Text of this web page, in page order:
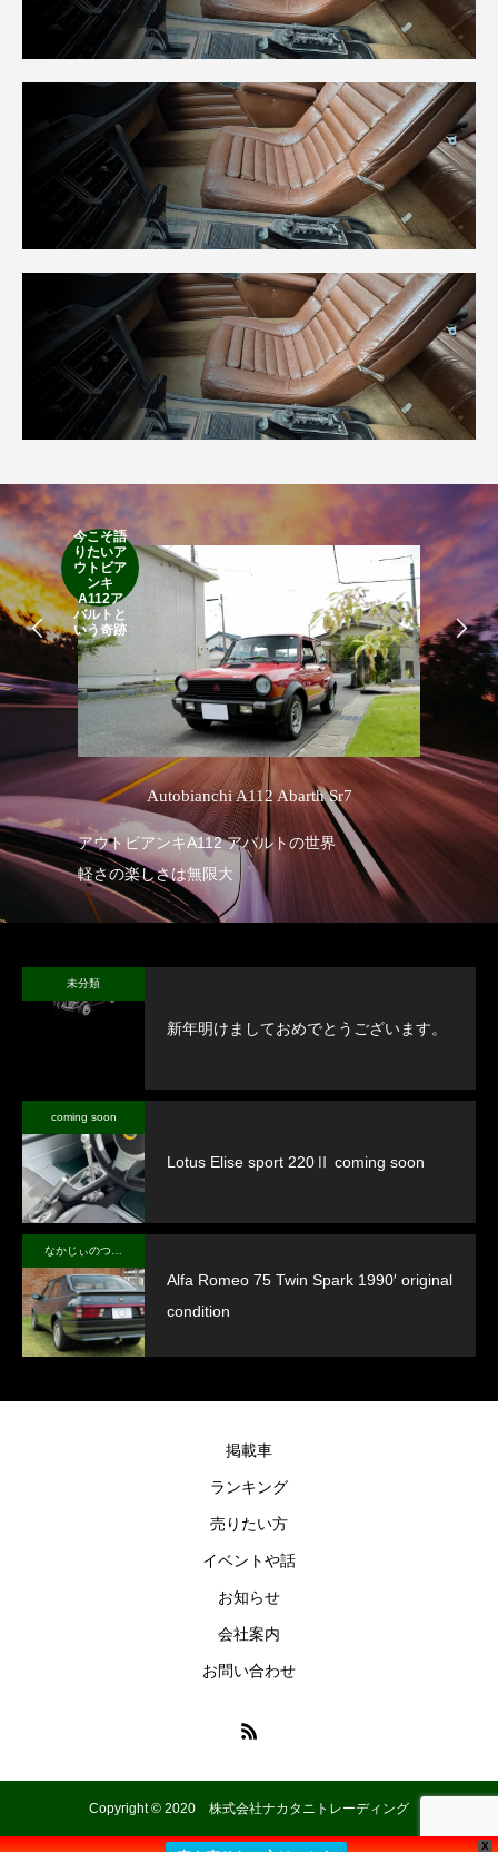
今こそ語
りたいア
ウトビア
ンキ
A112ア
バルトと
いう奇跡
Autobianchi A112 Abarth Sr7
アウトビアンキA112 アバルトの世界
軽さの楽しさは無限大
未分類
新年明けましておめでとうございます。
coming soon
Lotus Elise sport 220Ⅱ coming soon
Alfa Romeo 75 Twin Spark 1990′ original
condition
掲載車
ランキング
売りたい方
イベントや話
お知らせ
会社案内
お問い合わせ
Copyright © 2020 株式会社ナカタニトレーディング
X